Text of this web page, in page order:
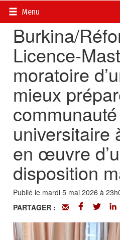
Menu
Accueil>
Burkina/
Licence-
moratoire
mieux
communauté
universitaire
en œuvre
disposition
Publié le mardi 5 mai 2026 à
PARTAGER :